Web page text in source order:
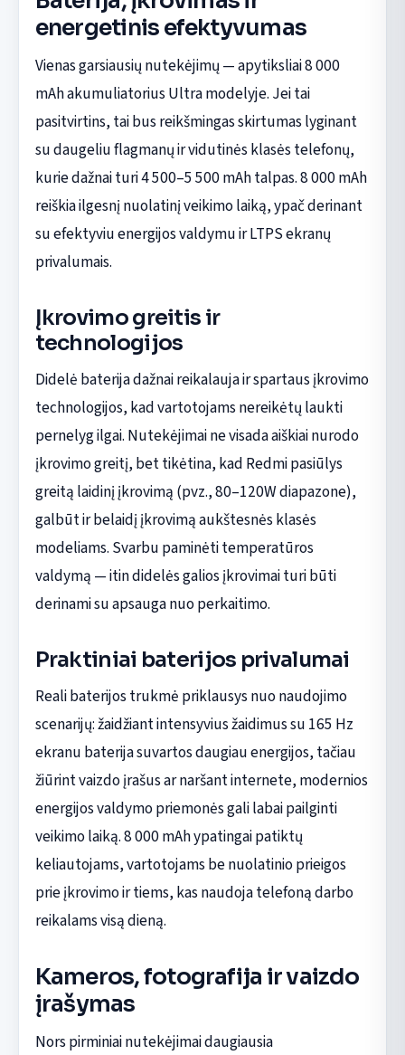
energetinis efektyvumas
Vienas garsiausių nutekėjimų — apytiksliai 8 000
mAh akumuliatorius Ultra modelyje. Jei tai
pasitvirtins, tai bus reikšmingas skirtumas lyginant
su daugeliu flagmanų ir vidutinės klasės telefonų,
kurie dažnai turi 4 500–5 500 mAh talpas. 8 000 mAh
reiškia ilgesnį nuolatinį veikimo laiką, ypač derinant
su efektyviu energijos valdymu ir LTPS ekranų
privalumais.
Įkrovimo greitis ir
technologijos
Didelė baterija dažnai reikalauja ir spartaus įkrovimo
technologijos, kad vartotojams nereikėtų laukti
pernelyg ilgai. Nutekėjimai ne visada aiškiai nurodo
įkrovimo greitį, bet tikėtina, kad Redmi pasiūlys
greitą laidinį įkrovimą (pvz., 80–120W diapazone),
galbūt ir belaidį įkrovimą aukštesnės klasės
modeliams. Svarbu paminėti temperatūros
valdymą — itin didelės galios įkrovimai turi būti
derinami su apsauga nuo perkaitimo.
Praktiniai baterijos privalumai
Reali baterijos trukmė priklausys nuo naudojimo
scenarijų: žaidžiant intensyvius žaidimus su 165 Hz
ekranu baterija suvartos daugiau energijos, tačiau
žiūrint vaizdo įrašus ar naršant internete, modernios
energijos valdymo priemonės gali labai pailginti
veikimo laiką. 8 000 mAh ypatingai patiktų
keliautojams, vartotojams be nuolatinio prieigos
prie įkrovimo ir tiems, kas naudoja telefoną darbo
reikalams visą dieną.
Kameros, fotografija ir vaizdo
įrašymas
Nors pirminiai nutekėjimai daugiausia